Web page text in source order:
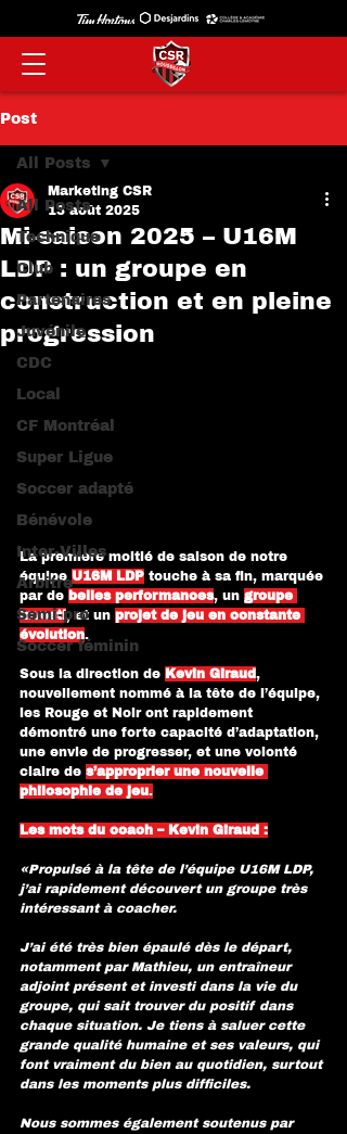
Post
All Posts
Technique
Club
Partenaires
Juvénile
CDC
Local
CF Montréal
Super Ligue
Soccer adapté
Bénévole
Inter-Villes
Arbitre
Semi-pro
Soccer féminin
All Posts
Mi-saison 2025 – U16M
LDP : un groupe en
construction et en pleine
progression
Marketing CSR
13 août 2025
La première moitié de saison de notre
équipe U16M LDP touche à sa fin, marquée
par de belles performances, un groupe
investi, et un projet de jeu en constante
évolution.
Sous la direction de Kevin Giraud,
nouvellement nommé à la tête de l’équipe,
les Rouge et Noir ont rapidement
démontré une forte capacité d’adaptation,
une envie de progresser, et une volonté
claire de s’approprier une nouvelle
philosophie de jeu.
Les mots du coach – Kevin Giraud :
«Propulsé à la tête de l’équipe U16M LDP,
j’ai rapidement découvert un groupe très
intéressant à coacher.
J’ai été très bien épaulé dès le départ,
notamment par Mathieu, un entraîneur
adjoint présent et investi dans la vie du
groupe, qui sait trouver du positif dans
chaque situation. Je tiens à saluer cette
grande qualité humaine et ses valeurs, qui
font vraiment du bien au quotidien, surtout
dans les moments plus difficiles.
Nous sommes également soutenus par